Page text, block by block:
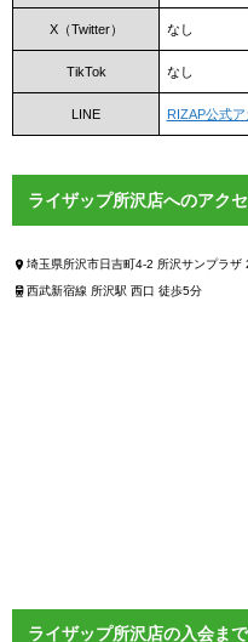
X（Twitter） なし
TikTok なし
LINE RIZAP公式
ライザップ所沢店へのアク
埼玉県所沢市日吉町4-2 所沢サンプラザ
西武新宿線 所沢駅 西口 徒歩5分
ライザップ所沢店の入会ま